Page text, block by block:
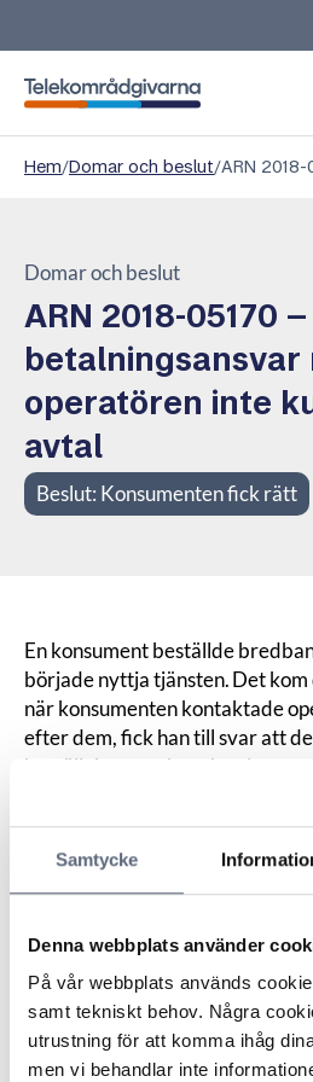
Samtycke
Denna webbplats använder
På vår webbplats används
samt tekniskt behov. Några
utrustning för att komma ihåg
men vi behandlar inte
Telekområdgivarna
Hem/Domar och beslut/
Domar och beslut
ARN 2018-05170
betalningsansvar
operatören inte
avtal
Beslut: Konsumenten fick rätt
En konsument beställde
började nyttja tjänsten. Det
när konsumenten kontaktade
efter dem, fick han till svar att
beställningen och att han inte var
senare flyttade konsumenten
senare skickade operatören en
gått sedan beställningstillfället.
men begärde samtidigt att hela
återbetalas.
Operatören framförde att de
konsumentens adress utan att
inte uppsagd och operatören